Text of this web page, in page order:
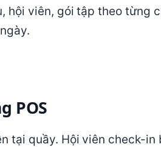
hội viên, gói tập theo từng
POS
tại quầy. Hội viên check-in